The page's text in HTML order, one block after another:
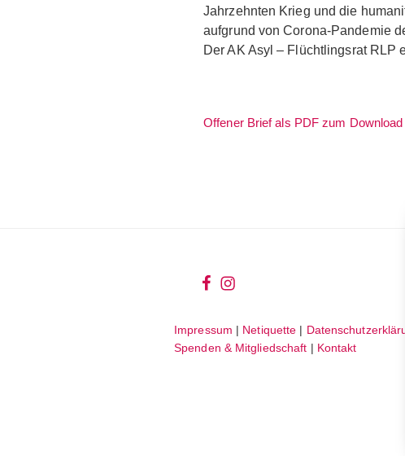
Jahrzehnten Krieg und die
aufgrund von Corona-Pandemie
Der AK Asyl – Flüchtlingsrat RLP
Offener Brief als PDF zum Download
wir
facebook
wir
instagram
Impressum | Netiquette |
Spenden & Mitgliedschaft | Kontakt